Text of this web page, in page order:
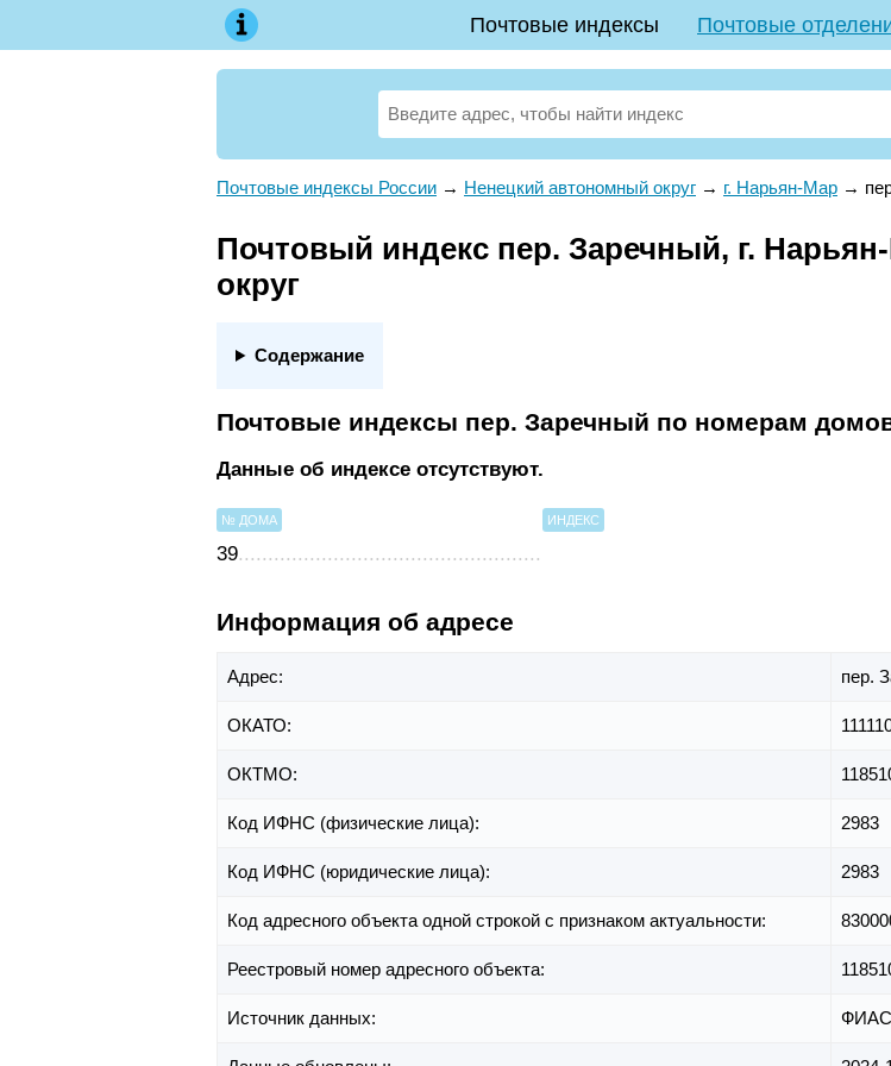
Почтовые индексы Почтовые
Почтовые индексы России → Ненецкий автономный округ → г. Нарьян-Мар →
Почтовый индекс пер. Заречный, г.
округ
Содержание
Почтовые индексы пер. Заречный по номерам
Данные об индексе отсутствуют.
№ ДОМА ИНДЕКС
39
Информация об адресе
Адрес: пер.
ОКАТО:
ОКТМО:
Код ИФНС (физические лица): 2983
Код ИФНС (юридические лица): 2983
Код адресного объекта одной строкой с признаком актуальности:
Реестровый номер адресного объекта:
Источник данных: ФИАС